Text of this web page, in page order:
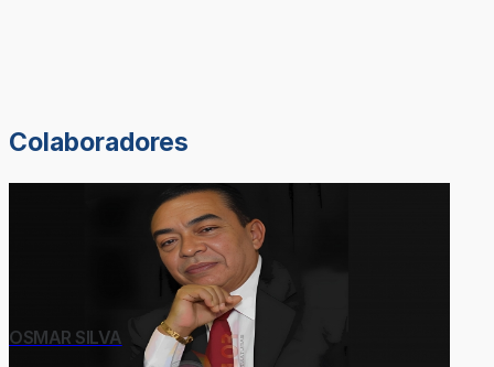
Colaboradores
OSMAR SILVA